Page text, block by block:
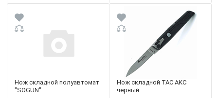
Нож складной полуавтомат
"SOGUN"
Нож складной TAC АКС
черный